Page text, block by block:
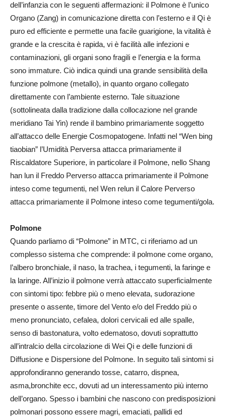
dell’infanzia con le seguenti affermazioni: il Polmone è l’unico
Organo (Zang) in comunicazione diretta con l’esterno e il Qi è
puro ed efficiente e permette una facile guarigione, la vitalità è
grande e la crescita è rapida, vi è facilità alle infezioni e
contaminazioni, gli organi sono fragili e l’energia e la forma
sono immature. Ciò indica quindi una grande sensibilità della
funzione polmone (metallo), in quanto organo collegato
direttamente con l’ambiente esterno. Tale situazione
(sottolineata dalla tradizione dalla collocazione nel grande
meridiano Tai Yin) rende il bambino primariamente soggetto
all’attacco delle Energie Cosmopatogene. Infatti nel “Wen bing
tiaobian” l’Umidità Perversa attacca primariamente il
Riscaldatore Superiore, in particolare il Polmone, nello Shang
han lun il Freddo Perverso attacca primariamente il Polmone
inteso come tegumenti, nel Wen relun il Calore Perverso
attacca primariamente il Polmone inteso come tegumenti/gola.
Polmone
Quando parliamo di “Polmone” in MTC, ci riferiamo ad un
complesso sistema che comprende: il polmone come organo,
l’albero bronchiale, il naso, la trachea, i tegumenti, la faringe e
la laringe. All’inizio il polmone verrà attaccato superficialmente
con sintomi tipo: febbre più o meno elevata, sudorazione
presente o assente, timore del Vento e/o del Freddo più o
meno pronunciato, cefalea, dolori cervicali ed alle spalle,
senso di bastonatura, volto edematoso, dovuti soprattutto
all’intralcio della circolazione di Wei Qi e delle funzioni di
Diffusione e Dispersione del Polmone. In seguito tali sintomi si
approfondiranno generando tosse, catarro, dispnea,
asma,bronchite ecc, dovuti ad un interessamento più interno
dell’organo. Spesso i bambini che nascono con predisposizioni
polmonari possono essere magri, emaciati, pallidi ed